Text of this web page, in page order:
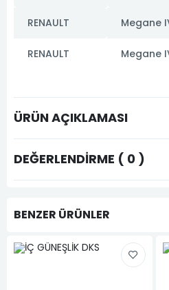
RENAULT Megane
RENAULT Megane
ÜRÜN AÇIKLAMASI
DEĞERLENDIRME ( 0 )
BENZER ÜRÜNLER